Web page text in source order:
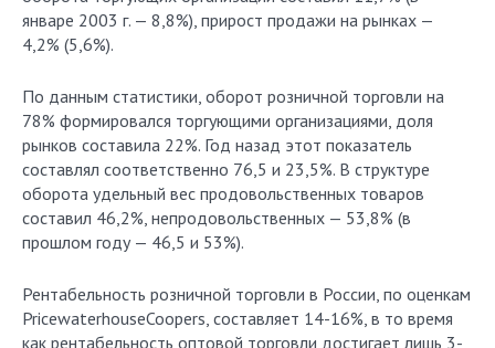
январе 2003 г. — 8,8%), прирост продажи на рынках —
4,2% (5,6%).
По данным статистики, оборот розничной торговли на
78% формировался торгующими организациями, доля
рынков составила 22%. Год назад этот показатель
составлял соответственно 76,5 и 23,5%. В структуре
оборота удельный вес продовольственных товаров
составил 46,2%, непродовольственных — 53,8% (в
прошлом году — 46,5 и 53%).
Рентабельность розничной торговли в России, по оценкам
PricewaterhouseCoopers, составляет 14-16%, в то время
как рентабельность оптовой торговли достигает лишь 3-